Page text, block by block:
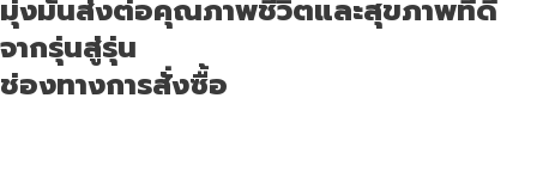
มุ่งมั่นส่งต่อคุณภาพชีวิตและสุขภาพที่ดี
จากรุ่นสู่รุ่น
ช่องทางการสั่งซื้อ